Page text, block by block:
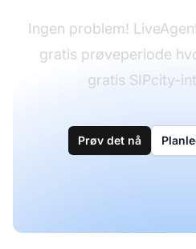
Ingen problem!
gratis prøveperiode
gratis SIPcity-
Prøv det nå